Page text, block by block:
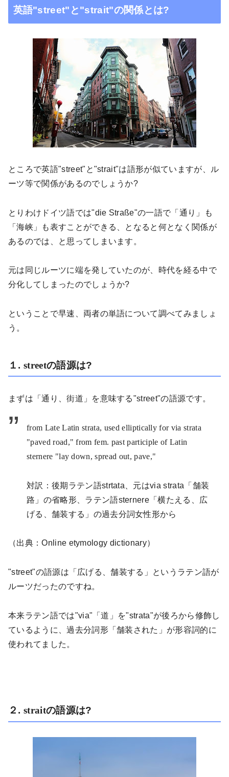
英語"street" と"strait"の関係とは?
ところで英語"street" と"strait"は語形が似ていますが、ル
ーツ等で関係があるのでしょうか?
とりわけドイツ語では"die Straße"の一語で「通り」も
「海峡」も表すことができる、となると何となく関係が
あるのでは、と思ってしまいます。
元は同じルーツに端を発していたのが、時代を経る中で
分化してしまったのでしょうか?
ということで早速、両者の単語について調べてみましょ
う。
１ . streetの語源は?
まずは「通り、街道」を意味する"street"の語源です。
from Late Latin strata, used elliptically for via strata
"paved road," from fem. past participle of Latin
sternere "lay down, spread out, pave,"
対訳：後期ラテン語strtata 、元はvia strata 「舗装
路」の省略形、ラテン語sternere 「横たえる、広
げる、舗装する」の過去分詞女性形から
（出典：Online etymology dictionary）
"street"の語源は「広げる、舗装する」というラテン語が
ルーツだったのですね。
本来ラテン語では"via" 「道」を"strata"が後ろから修飾し
ているように、過去分詞形「舗装された」が形容詞的に
使われてました。
２ . straitの語源は?